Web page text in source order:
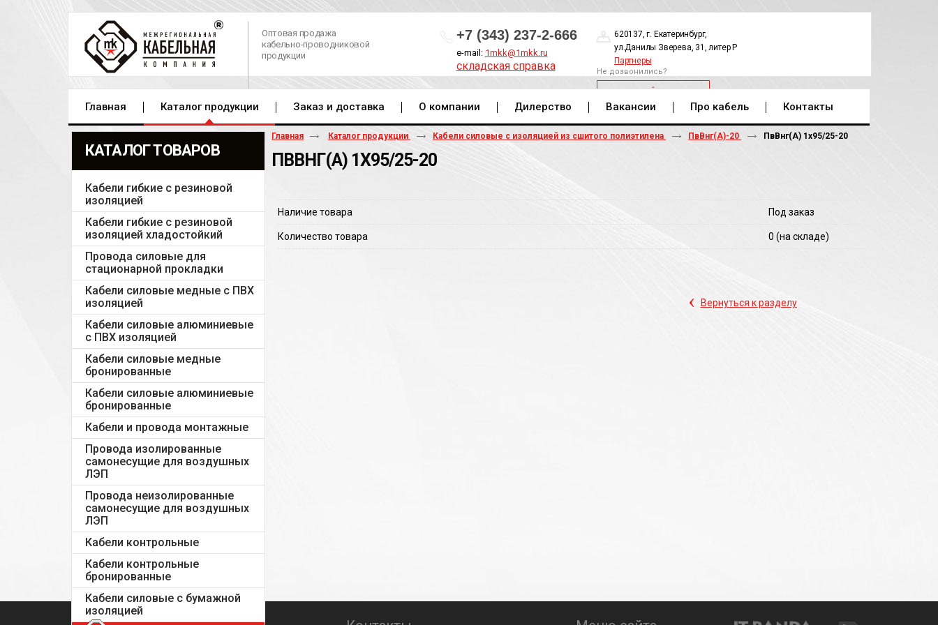
Оптовая продажа
кабельно-проводниковой
продукции
+7 (343) 237-2-666
e-mail: 1mkk@1mkk.ru
складская справка
620137, г. Екатеринбург,
ул.Данилы Зверева, 31, литер Р
Партнеры
Не дозвонились?
ОБРАТНЫЙ ЗВОНОК
Главная Каталог продукции Заказ и доставка О компании Дилерство Вакансии Про кабель Контакты
КАТАЛОГ ТОВАРОВ
Кабели гибкие с резиновой
изоляцией
Кабели гибкие с резиновой
изоляцией хладостойкий
Провода силовые для
стационарной прокладки
Кабели силовые медные с ПВХ
изоляцией
Кабели силовые алюминиевые
с ПВХ изоляцией
Кабели силовые медные
бронированные
Кабели силовые алюминиевые
бронированные
Кабели и провода монтажные
Провода изолированные
самонесущие для воздушных
ЛЭП
Провода неизолированные
самонесущие для воздушных
ЛЭП
Кабели контрольные
Кабели контрольные
бронированные
Кабели силовые с бумажной
изоляцией
Главная Каталог продукции Кабели силовые с изоляцией из сшитого полиэтилена ПвВнг(А)-20 ПвВнг(A) 1х95/25-20
ПВВНГ(A) 1Х95/25-20
Наличие товара Под заказ
Количество товара 0 (на складе)
‹ Вернуться к разделу